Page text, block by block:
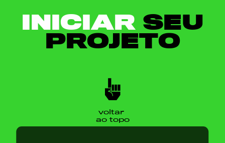
INICIAR SEU
PROJETO
voltar
ao topo